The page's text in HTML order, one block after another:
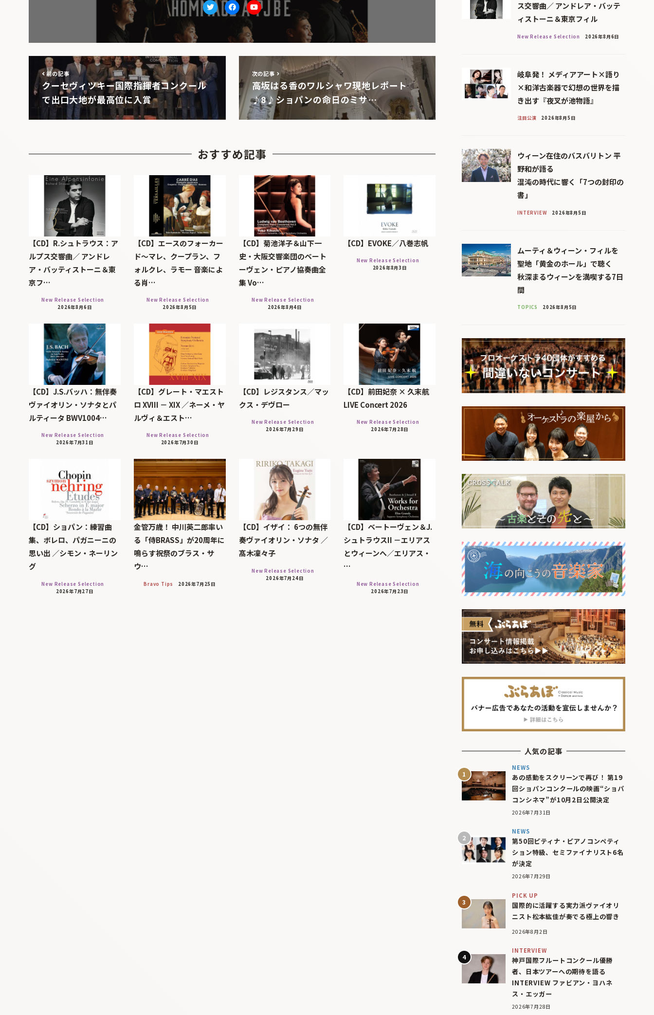
TwitterfacebookYoutube
前の記事
クーセヴィツキー国際指揮者コンクール
で出口大地が最高位に入賞
次の記事
高坂はる香のワルシャワ現地レポート
♪8♪ショパンの命日のミサ…
おすすめ記事
【CD】R.シュトラウス：ア
ルプス交響曲／ アンドレ
ア・バッティストーニ＆東
京フ…
New Release Selection
2026年8月6日
【CD】エースのフォーカー
ド～マレ、クープラン、フ
ォルクレ、ラモー 音楽によ
る肖…
New Release Selection
2026年8月5日
【CD】菊池洋子＆山下一
史・大阪交響楽団のベート
ーヴェン・ピアノ協奏曲全
集 Vo…
New Release Selection
2026年8月4日
【CD】EVOKE／八巻志帆
New Release Selection
2026年8月3日
【CD】J.S.バッハ：無伴奏
ヴァイオリン・ソナタとパ
ルティータ BWV1004…
New Release Selection
2026年7月31日
【CD】グレート・マエスト
ロ XVIII － XIX ／ネーメ・ヤ
ルヴィ＆エスト…
New Release Selection
2026年7月30日
【CD】レジスタンス／マッ
クス・デヴロー
New Release Selection
2026年7月29日
【CD】前田妃奈 × 久末航
LIVE Concert 2026
New Release Selection
2026年7月28日
【CD】ショパン：練習曲
集、ボレロ、パガニーニの
思い出 ／シモン・ネーリン
グ
New Release Selection
2026年7月27日
金管万歳！ 中川英二郎率い
る「侍BRASS」が20周年に
鳴らす祝祭のブラス・サ
ウ…
Bravo Tips 2026年7月25日
【CD】イザイ： 6つの無伴
奏ヴァイオリン・ソナタ ／
髙木凜々子
New Release Selection
2026年7月24日
【CD】ベートーヴェン＆J.
シュトラウスII －エリアス
とウィーンへ／エリアス・
…
New Release Selection
2026年7月23日
ス交響曲／ アンドレア・バッテ
ィストーニ＆東京フィル
New Release Selection 2026年8月6日
岐阜発！ メディアアート×語り
×和洋古楽器で幻想の世界を描
き出す『夜叉が池物語』
注目公演 2026年8月5日
ウィーン在住のバスバリトン 平
野和が語る
混沌の時代に響く「7つの封印の
書」
INTERVIEW 2026年8月5日
ムーティ＆ウィーン・フィルを
聖地「黄金のホール」で聴く
秋深まるウィーンを満喫する7日
間
TOPICS 2026年8月5日
人気の記事
NEWS
あの感動をスクリーンで再び！ 第19
回ショパンコンクールの映画“ショパ
コンシネマ”が10月2日公開決定
2026年7月31日
NEWS
第50回ピティナ・ピアノコンペティ
ション特級、セミファイナリスト6名
が決定
2026年7月29日
PICK UP
国際的に活躍する実力派ヴァイオリ
ニスト松本紘佳が奏でる極上の響き
2026年8月2日
INTERVIEW
神戸国際フルートコンクール優勝
者、日本ツアーへの期待を語る
INTERVIEW ファビアン・ヨハネ
ス・エッガー
2026年7月28日